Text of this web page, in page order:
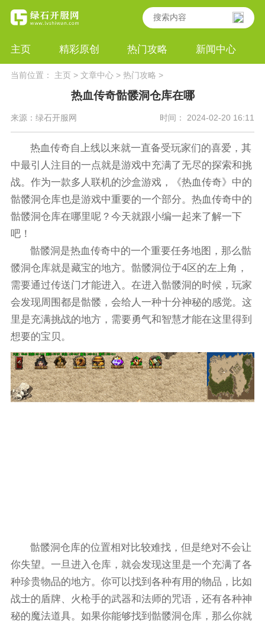
主页 精彩原创 热门攻略 新闻中心
当前位置： 主页> 文章中心> 热门攻略 >
热血传奇骷髅洞仓库在哪
来源：绿石开服网 时间： 2024-02-20 16:11
热血传奇自上线以来就一直备受玩家们的喜爱，其
中最引人注目的一点就是游戏中充满了无尽的探索和挑
战。作为一款多人联机的沙盒游戏，《热血传奇》中的
骷髅洞仓库也是游戏中重要的一个部分。热血传奇中的
骷髅洞仓库在哪里呢？今天就跟小编一起来了解一下
吧！
骷髅洞是热血传奇中的一个重要任务地图，那么骷
髅洞仓库就是藏宝的地方。骷髅洞位于4区的左上角，
需要通过传送门才能进入。在进入骷髅洞的时候，玩家
会发现周围都是骷髅，会给人一种十分神秘的感觉。这
里是充满挑战的地方，需要勇气和智慧才能在这里得到
想要的宝贝。
骷髅洞仓库的位置相对比较难找，但是绝对不会让
你失望。一旦进入仓库，就会发现这里是一个充满了各
种珍贵物品的地方。你可以找到各种有用的物品，比如
战士的盾牌、火枪手的武器和法师的咒语，还有各种神
秘的魔法道具。如果你能够找到骷髅洞仓库，那么你就